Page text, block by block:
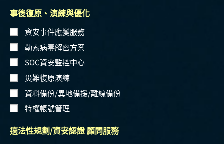
事後復原、演練與優化
資安事件應變服務
勒索病毒解密方案
SOC資安監控中心
災難復原演練
資料備份/異地備援/離線備份
特權帳號管理
適法性規劃/資安認證 顧問服務